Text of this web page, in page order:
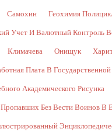
Самохин Геохимия
Учет И Валютный Контроль
Климачева Онищук
Плата В Государственной
Академического Рисунка
Без Вести Воинов В